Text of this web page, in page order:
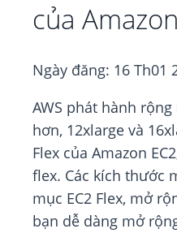
của
Ngày đăng: 16 Th01
AWS phát hành
hơn, 12xlarge và
Flex của Amazon
flex. Các kích thước
mục EC2 Flex, mở
bạn dễ dàng mở